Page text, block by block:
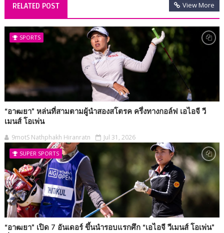
RELATED POST View More
SPORTS
“อาฒยา” หล่นที่สามตามผู้นำสองสโตรค ครึ่งทางกอล์ฟ เอไอจี วี
เมนส์ โอเพ่น
9motS Nathphakh Hiranratn Jul 31, 2026
SUPER SPORTS
“อาฒยา” เปิด 7 อันเดอร์ ขึ้นนำรอบแรกศึก “เอไอจี วีเมนส์ โอเพ่น”